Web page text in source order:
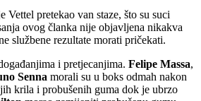
Vettel pretekao van staze, što su suci
ovog članka nije objavljena nikakva
službene rezultate morati pričekati.
i pretjecanjima. Felipe Massa,
Senna morali su u boks odmah nakon
krila i probušenih guma dok je ubrzo